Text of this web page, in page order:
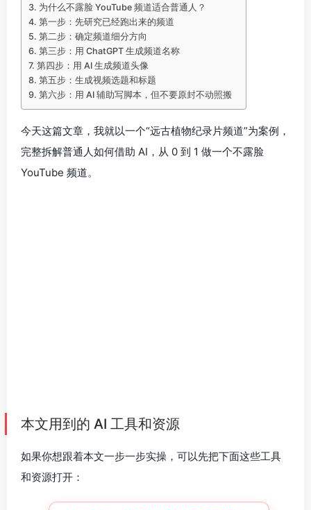
为什么不露脸 YouTube 频道适合普通人？
第一步：先研究已经跑出来的频道
第二步：确定频道细分方向
第三步：用 ChatGPT 生成频道名称
第四步：用 AI 生成频道头像
第五步：生成视频选题和标题
第六步：用 AI 辅助写脚本，但不要原封不动照搬
今天这篇文章，我就以一个“远古植物纪录片频道”为案例，
完整拆解普通人如何借助 AI，从 0 到 1 做一个不露脸
YouTube 频道。
本文用到的 AI 工具和资源
如果你想跟着本文一步一步实操，可以先把下面这些工具
和资源打开：